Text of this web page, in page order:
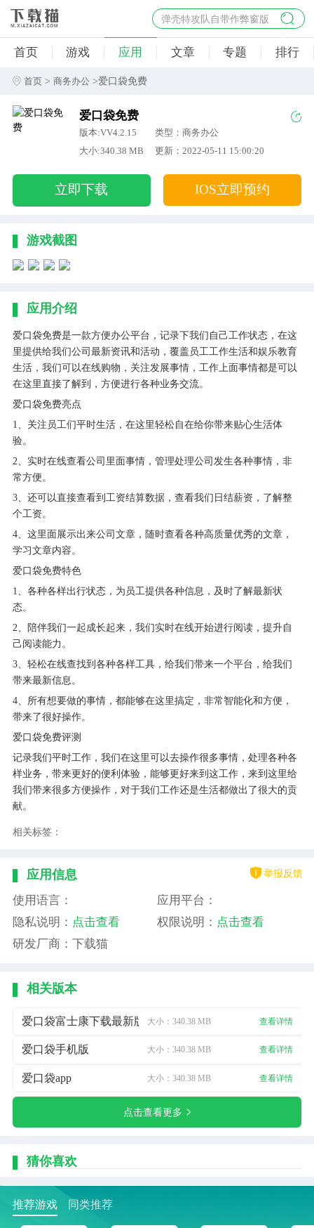
弹壳特攻队自带作弊窗版
杀手47行动
地狱幸存者破解版
首页 游戏 应用 文章 专题 排行
首页 >商务办公 >爱口袋免费
爱口袋免费
版本:VV4.2.15
类型：商务办公
大小:340.38 MB
更新：2022-05-11 15:00:20
立即下载 IOS立即预约
游戏截图
应用介绍
爱口袋免费是一款方便办公平台，记录下我们自己工作状态，在这
里提供给我们公司最新资讯和活动，覆盖员工工作生活和娱乐教育
生活，我们可以在线购物，关注发展事情，工作上面事情都是可以
在这里直接了解到，方便进行各种业务交流。
爱口袋免费亮点
1、关注员工们平时生活，在这里轻松自在给你带来贴心生活体
验。
2、实时在线查看公司里面事情，管理处理公司发生各种事情，非
常方便。
3、还可以直接查看到工资结算数据，查看我们日结薪资，了解整
个工资。
4、这里面展示出来公司文章，随时查看各种高质量优秀的文章，
学习文章内容。
爱口袋免费特色
1、各种各样出行状态，为员工提供各种信息，及时了解最新状
态。
2、陪伴我们一起成长起来，我们实时在线开始进行阅读，提升自
己阅读能力。
3、轻松在线查找到各种各样工具，给我们带来一个平台，给我们
带来最新信息。
4、所有想要做的事情，都能够在这里搞定，非常智能化和方便，
带来了很好操作。
爱口袋免费评测
记录我们平时工作，我们在这里可以去操作很多事情，处理各种各
样业务，带来更好的便利体验，能够更好来到这工作，来到这里给
我们带来很多方便操作，对于我们工作还是生活都做出了很大的贡
献。
相关标签：
应用信息 举报反馈
使用语言：
应用平台：
隐私说明： 点击查看 权限说明： 点击查看
研发厂商：下载猫
相关版本
爱口袋富士康下载最新版 大小：340.38 MB 查看详情
爱口袋手机版 大小：340.38 MB 查看详情
爱口袋app 大小：340.38 MB 查看详情
点击查看更多
猜你喜欢
推荐游戏 同类推荐